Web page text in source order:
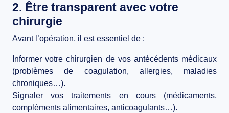
2. Être transparent avec votre
chirurgie
Avant l’opération, il est essentiel de :
Informer votre chirurgien de vos antécédents médicaux
(problèmes de coagulation, allergies, maladies
chroniques…).
Signaler vos traitements en cours(médicaments,
compléments alimentaires, anticoagulants…).